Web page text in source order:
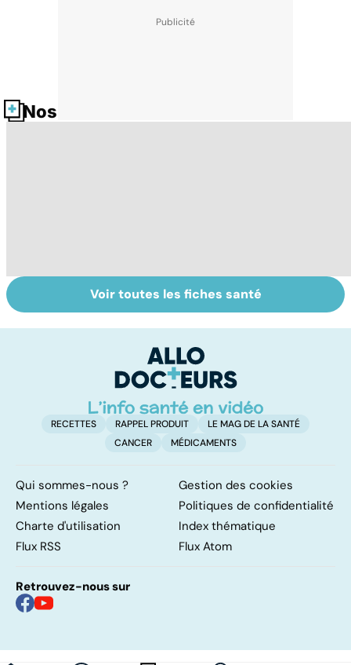
Nos fiches santé
Le TDAH, un
trouble de
hyperactivité
Accident
vasculaire
également
touché
Voir toutes les fiches santé
RECETTES RAPPEL PRODUIT
LE MAG DE LA SANTÉ
CANCER
MÉDICAMENTS
Qui sommes-nous ?
Gestion des cookies
Mentions légales
Politiques de confidentialité
Charte d'utilisation
Index thématique
Flux RSS
Flux Atom
Retrouvez-nous sur